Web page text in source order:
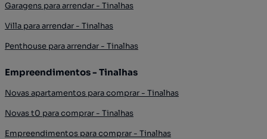
Garagens para arrendar - Tinalhas
Villa para arrendar - Tinalhas
Penthouse para arrendar - Tinalhas
Empreendimentos - Tinalhas
Novas apartamentos para comprar - Tinalhas
Novas t0 para comprar - Tinalhas
Empreendimentos para comprar - Tinalhas